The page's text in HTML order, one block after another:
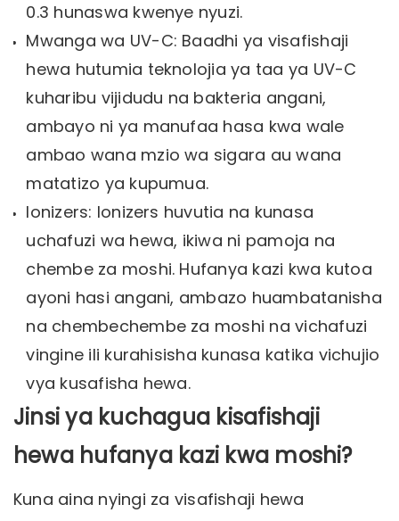
0.3 hunaswa kwenye nyuzi.
Mwanga wa UV-C: Baadhi ya visafishaji
hewa hutumia teknolojia ya taa ya UV-C
kuharibu vijidudu na bakteria angani,
ambayo ni ya manufaa hasa kwa wale
ambao wana mzio wa sigara au wana
matatizo ya kupumua.
Ionizers: Ionizers huvutia na kunasa
uchafuzi wa hewa, ikiwa ni pamoja na
chembe za moshi. Hufanya kazi kwa kutoa
ayoni hasi angani, ambazo huambatanisha
na chembechembe za moshi na vichafuzi
vingine ili kurahisisha kunasa katika vichujio
vya kusafisha hewa.
Jinsi ya kuchagua kisafishaji
hewa hufanya kazi kwa moshi?
Kuna aina nyingi za visafishaji hewa